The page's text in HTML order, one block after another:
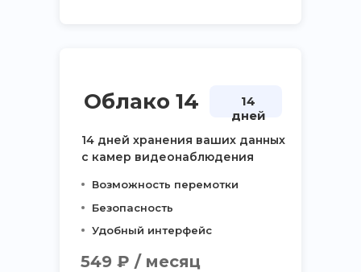
Облако 14
14 дней хранения ваших данных
с камер видеонаблюдения
14
дней
549 ₽ / месяц
Возможность перемотки
Безопасность
Удобный интерфейс